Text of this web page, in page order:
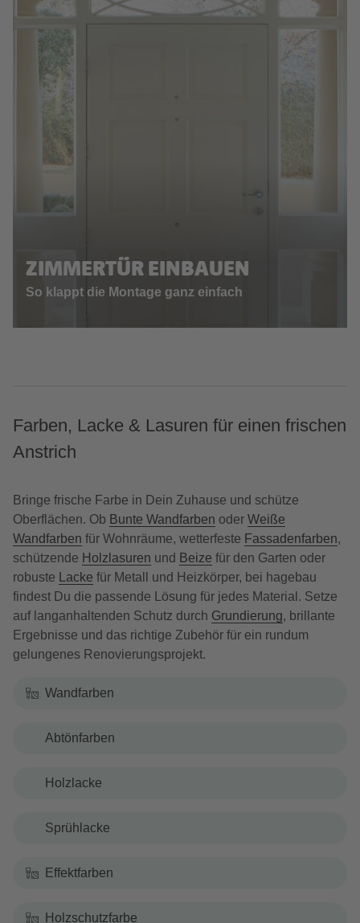
ZIMMERTÜR EINBAUEN
So klappt die Montage ganz einfach
Farben, Lacke & Lasuren für einen frischen
Anstrich
Bringe frische Farbe in Dein Zuhause und schütze
Oberflächen. Ob Bunte Wandfarben oder Weiße
Wandfarben für Wohnräume, wetterfeste Fassadenfarben,
schützende Holzlasuren und Beize für den Garten oder
robuste
Lacke für Metall und Heizkörper, bei hagebau
findest Du die passende Lösung für jedes Material. Setze
auf langanhaltenden Schutz durch Grundierung, brillante
Ergebnisse und das richtige Zubehör für ein rundum
gelungenes Renovierungsprojekt.
Wandfarben
Abtönfarben
Holzlacke
Sprühlacke
Effektfarben
Holzschutzfarbe